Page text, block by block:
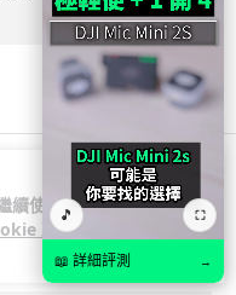
續使用
政
🎵 ⛶
📖 詳細評測 →